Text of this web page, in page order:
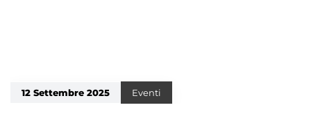
12 Settembre 2025 Eventi